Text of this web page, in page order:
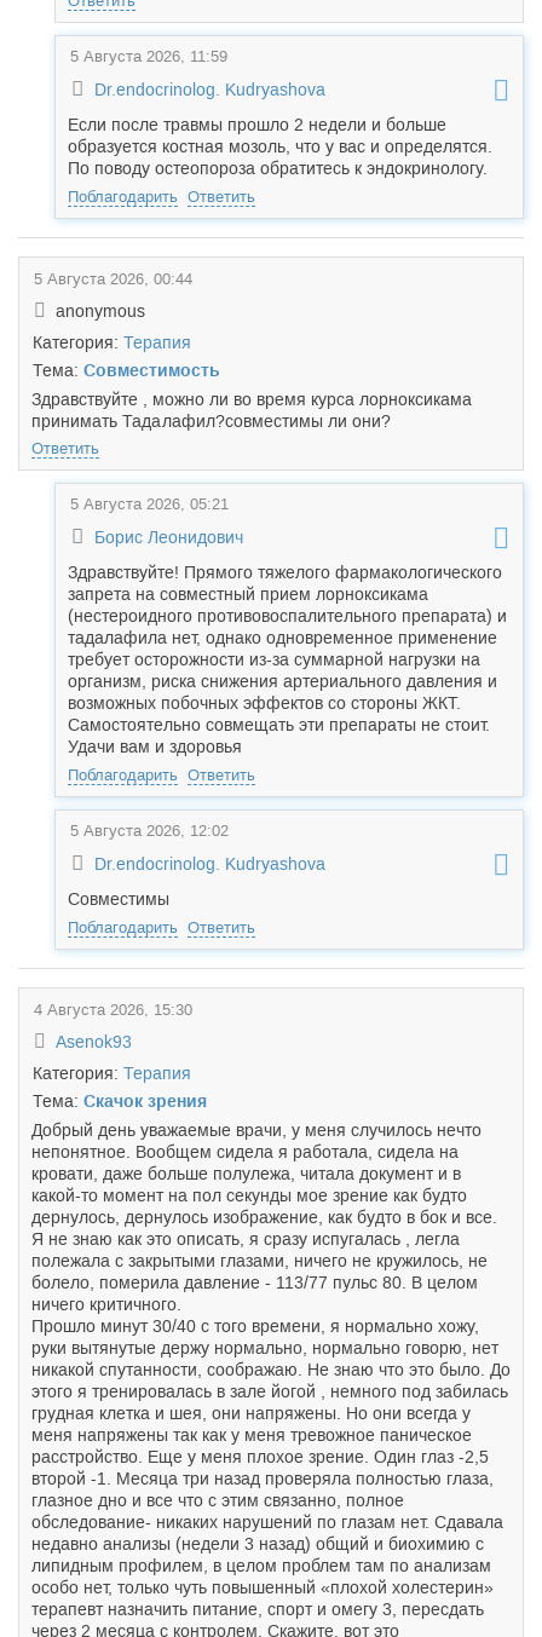
5 Августа 2026, 11:59
Dr.endocrinolog. Kudryashova
Если после травмы прошло 2 недели и больше
образуется костная мозоль, что у вас и определятся.
По поводу остеопороза обратитесь к эндокринологу.
Поблагодарить Ответить
5 Августа 2026, 00:44
anonymous
Категория: Терапия
Тема: Совместимость
Здравствуйте , можно ли во время курса лорноксикама
принимать Тадалафил?совместимы ли они?
Ответить
5 Августа 2026, 05:21
Борис Леонидович
Здравствуйте! Прямого тяжелого фармакологического
запрета на совместный прием лорноксикама
(нестероидного противовоспалительного препарата) и
тадалафила нет, однако одновременное применение
требует осторожности из-за суммарной нагрузки на
организм, риска снижения артериального давления и
возможных побочных эффектов со стороны ЖКТ.
Самостоятельно совмещать эти препараты не стоит.
Удачи вам и здоровья
Поблагодарить Ответить
5 Августа 2026, 12:02
Dr.endocrinolog. Kudryashova
Совместимы
Поблагодарить Ответить
4 Августа 2026, 15:30
Asenok93
Категория: Терапия
Тема: Скачок зрения
Добрый день уважаемые врачи, у меня случилось нечто
непонятное. Вообщем сидела я работала, сидела на
кровати, даже больше полулежа, читала документ и в
какой-то момент на пол секунды мое зрение как будто
дернулось, дернулось изображение, как будто в бок и все.
Я не знаю как это описать, я сразу испугалась , легла
полежала с закрытыми глазами, ничего не кружилось, не
болело, померила давление - 113/77 пульс 80. В целом
ничего критичного.
Прошло минут 30/40 с того времени, я нормально хожу,
руки вытянутые держу нормально, нормально говорю, нет
никакой спутанности, соображаю. Не знаю что это было. До
этого я тренировалась в зале йогой , немного под забилась
грудная клетка и шея, они напряжены. Но они всегда у
меня напряжены так как у меня тревожное паническое
расстройство. Еще у меня плохое зрение. Один глаз -2,5
второй -1. Месяца три назад проверяла полностью глаза,
глазное дно и все что с этим связанно, полное
обследование- никаких нарушений по глазам нет. Сдавала
недавно анализы (недели 3 назад) общий и биохимию с
липидным профилем, в целом проблем там по анализам
особо нет, только чуть повышенный «плохой холестерин»
терапевт назначить питание, спорт и омегу 3, пересдать
через 2 месяца с контролем. Скажите, вот это